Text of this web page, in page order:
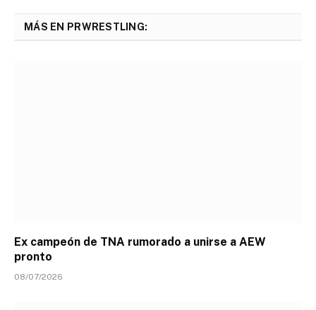
MÁS EN PRWRESTLING:
Ex campeón de TNA rumorado a unirse a AEW
pronto
08/07/2026